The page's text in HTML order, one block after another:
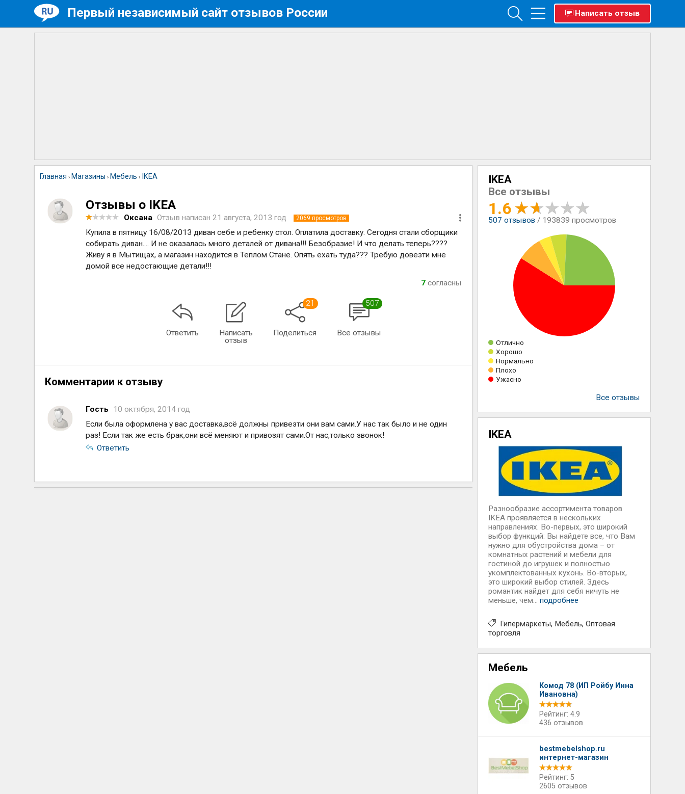
Первый независимый сайт отзывов России Написать отзыв
Главная › Магазины › Мебель › IKEA
Отзывы о IKEA
Оксана Отзыв написан21 августа, 2013 год 2069 просмотров
Купила в пятницу 16/08/2013 диван себе и ребенку стол. Оплатила доставку. Сегодня стали сборщики
собирать диван.... И не оказалась много деталей от дивана!!! Безобразие! И что делать теперь????
Живу я в Мытищах, а магазин находится в Теплом Стане. Опять ехать туда??? Требую довезти мне
домой все недостающие детали!!!
7согласны
Ответить
Написать
отзыв
21
Поделиться
507
Все отзывы
Комментарии к отзыву
Гость
10 октября, 2014 год
Если была оформлена у вас доставка,всё должны привезти они вам сами.У нас так было и не один
раз! Если так же есть брак,они всё меняют и привозят сами.От нас,только звонок!
Ответить
IKEA
Все отзывы
1.6
507 отзывов / 193839 просмотров
Отлично
Хорошо
Нормально
Плохо
Ужасно
Все отзывы
IKEA
Разнообразие ассортимента товаров
IKEA проявляется в нескольких
направлениях. Во-первых, это широкий
выбор функций: Вы найдете все, что Вам
нужно для обустройства дома – от
комнатных растений и мебели для
гостиной до игрушек и полностью
укомплектованных кухонь. Во-вторых,
это широкий выбор стилей. Здесь
романтик найдет для себя ничуть не
меньше, чем... подробнее
Гипермаркеты Мебель Оптовая
торговля
Мебель
Комод 78 (ИП Ройбу Инна
Ивановна)
Рейтинг: 4.9
436 отзывов
bestmebelshop.ru
интернет-магазин
Рейтинг: 5
2605 отзывов